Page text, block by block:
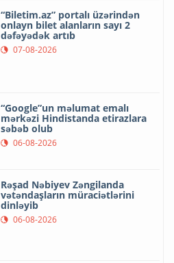
“Biletim.az” portalı üzərindən
onlayn bilet alanların sayı 2
dəfəyədək artıb
07-08-2026
“Google”un məlumat emalı
mərkəzi Hindistanda etirazlara
səbəb olub
06-08-2026
Rəşad Nəbiyev Zəngilanda
vətəndaşların müraciətlərini
dinləyib
06-08-2026